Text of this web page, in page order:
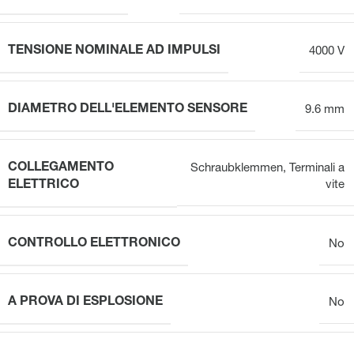
TENSIONE NOMINALE AD IMPULSI 4000 V
DIAMETRO DELL'ELEMENTO SENSORE 9.6 mm
COLLEGAMENTO
ELETTRICO
Schraubklemmen, Terminali a
vite
CONTROLLO ELETTRONICO No
A PROVA DI ESPLOSIONE No